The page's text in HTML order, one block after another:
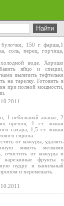
булочки, 150 г фарша,1
соль, перец, горчица,
воде. Хорошо
яйцо и специи,
вылепить тефтельки
на тарелку. Готовить в
при полной мощности,
1 небольшой ананас, 2
орехов, 1 ст. ложки
сахара, 1,5 ст. ложки
сиропа.
от кожуры, удалить
мякоть мелкими
очистить от кожуры и
нарезанные фрукты в
пудру и ванильный
и перемешать.